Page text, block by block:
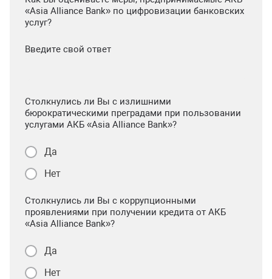
«Asia Alliance Bank» по цифровизации банковских
услуг?
Введите свой ответ
Столкнулись ли Вы с излишними
бюрократическими преградами при пользовании
услугами АКБ «Asia Alliance Bank»?
Да
Нет
Столкнулись ли Вы с коррупционными
проявлениями при получении кредита от АКБ
«Asia Alliance Bank»?
Да
Нет